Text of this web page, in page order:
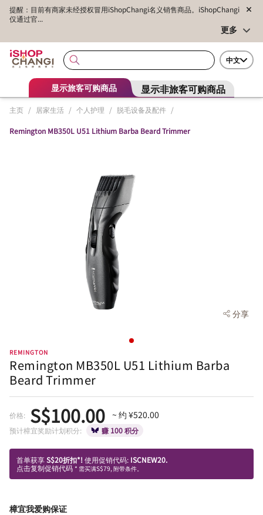
提醒：目前有商家未经授权冒用iShopChangi名义销售商品。iShopChangi
仅通过官...
更多
中文
显示旅客可购商品 显示非旅客可购商品
主页 / 居家生活 / 个人护理 / 脱毛设备及配件 /
Remington MB350L U51 Lithium Barba Beard Trimmer
分享
REMINGTON
Remington MB350L U51 Lithium Barba
Beard Trimmer
价格: S$100.00 ~ 约 ¥520.00
预计樟宜奖励计划积分: 赚 100 积分
首单获享S$20折扣*! 使用促销代码: ISCNEW20.
点击复制促销代码 * 需买满S$79, 附带条件。
樟宜我爱购保证